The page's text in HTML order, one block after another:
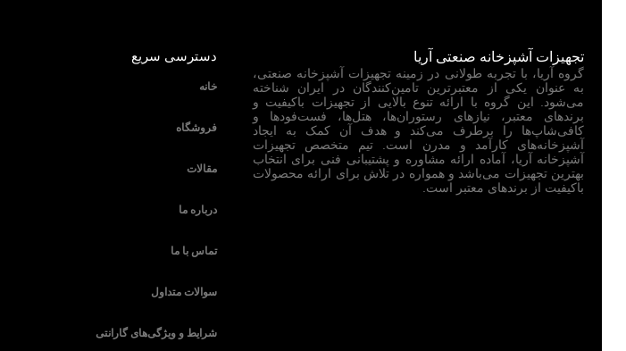
تجهیزات آشپزخانه صنعتی آریا
گروه آریا، با تجربه طولانی در زمینه تجهیزات آشپزخانه صنعتی،
به عنوان یکی از معتبرترین تامین‌کنندگان در ایران شناخته
می‌شود. این گروه با ارائه تنوع بالایی از تجهیزات باکیفیت و
برندهای معتبر، نیازهای رستوران‌ها، هتل‌ها، فست‌فودها و
کافی‌شاپ‌ها را برطرف می‌کند و هدف آن کمک به ایجاد
آشپزخانه‌های کارآمد و مدرن است. تیم متخصص تجهیزات
آشپزخانه آریا، آماده ارائه مشاوره و پشتیبانی فنی برای انتخاب
بهترین تجهیزات می‌باشد و همواره در تلاش برای ارائه محصولات
باکیفیت از برندهای معتبر است.
دسترسی سریع
خانه
فروشگاه
مقالات
درباره ما
تماس با ما
سوالات متداول
شرایط و ویژگی‌های گارانتی